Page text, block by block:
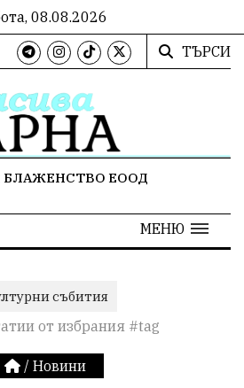
08.08.2026
ТЪРСИ
БЛАЖЕНСТВО ЕООД
МЕНЮ
събития
от избрания #tag
/ Новини